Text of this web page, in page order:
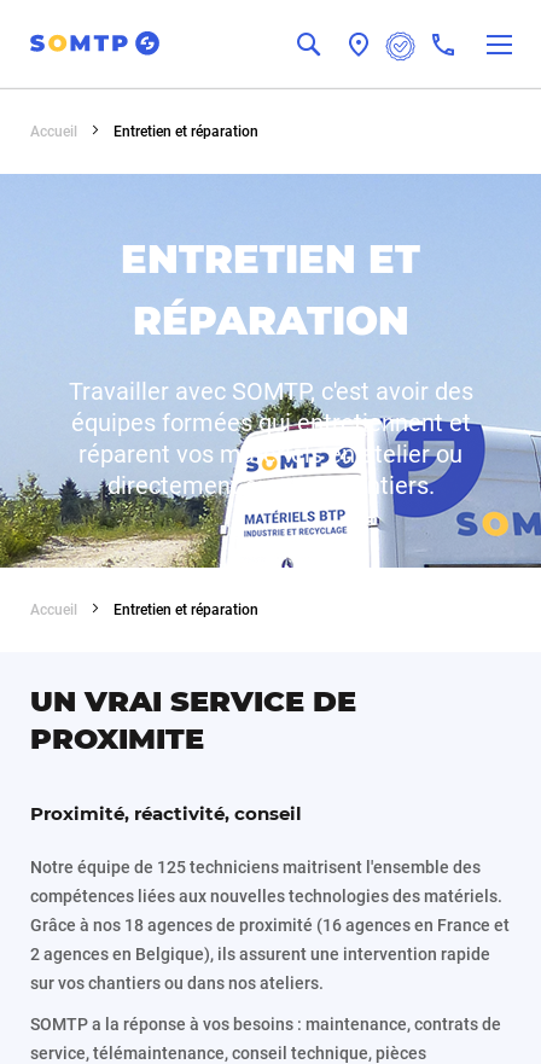
Accueil Entretien et réparation
ENTRETIEN ET
RÉPARATION
Travailler avec SOMTP, c'est avoir des
équipes formées qui entretiennent et
réparent vos matériels en atelier ou
directement sur vos chantiers.
Accueil Entretien et réparation
UN VRAI SERVICE DE
PROXIMITE
Proximité, réactivité, conseil
Notre équipe de 125 techniciens maitrisent l'ensemble des
compétences liées aux nouvelles technologies des matériels.
Grâce à nos 18 agences de proximité (16 agences en France et
2 agences en Belgique), ils assurent une intervention rapide
sur vos chantiers ou dans nos ateliers.
SOMTP a la réponse à vos besoins : maintenance, contrats de
service, télémaintenance, conseil technique, pièces